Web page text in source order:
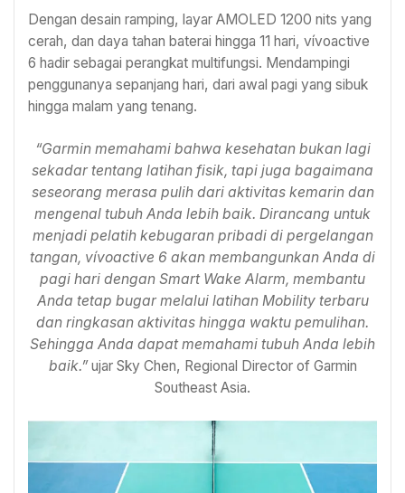
Dengan desain ramping, layar AMOLED 1200 nits yang
cerah, dan daya tahan baterai hingga 11 hari, vívoactive
6 hadir sebagai perangkat multifungsi. Mendampingi
penggunanya sepanjang hari, dari awal pagi yang sibuk
hingga malam yang tenang.
“Garmin memahami bahwa kesehatan bukan lagi
sekadar tentang latihan fisik, tapi juga bagaimana
seseorang merasa pulih dari aktivitas kemarin dan
mengenal tubuh Anda lebih baik. Dirancang untuk
menjadi pelatih kebugaran pribadi di pergelangan
tangan, vívoactive 6 akan membangunkan Anda di
pagi hari dengan Smart Wake Alarm, membantu
Anda tetap bugar melalui latihan Mobility terbaru
dan ringkasan aktivitas hingga waktu pemulihan.
Sehingga Anda dapat memahami tubuh Anda lebih
baik.”ujar Sky Chen, Regional Director of Garmin
Southeast Asia.